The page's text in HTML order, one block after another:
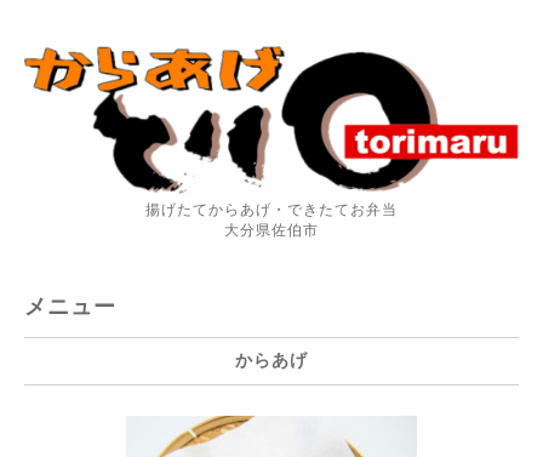
揚げたてからあげ・できたてお弁当
大分県佐伯市
メニュー
からあげ